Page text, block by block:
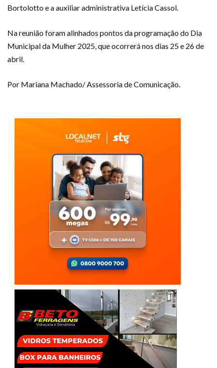
Bortolotto e a auxiliar administrativa Letícia Cassol.
Na reunião foram alinhados pontos da programação do Dia
Municipal da Mulher 2025, que ocorrerá nos dias 25 e 26 de
abril.
Por Mariana Machado/ Assessoria de Comunicação.